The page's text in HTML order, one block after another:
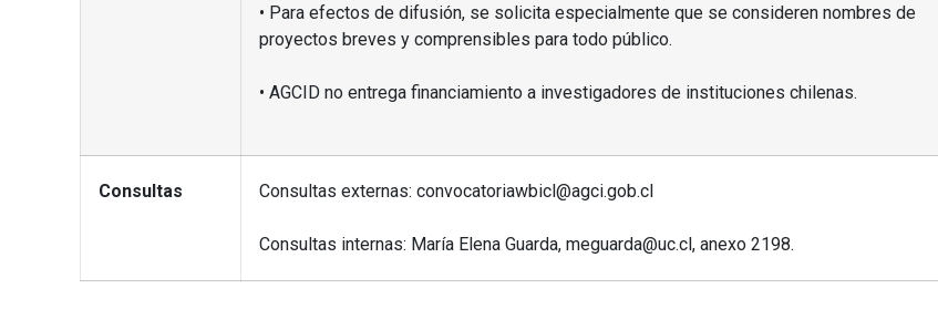
• Para efectos de difusión, se solicita especialmente que se consideren nombres de
proyectos breves y comprensibles para todo público.
• AGCID no entrega financiamiento a investigadores de instituciones chilenas.
Consultas Consultas externas: convocatoriawbicl@agci.gob.cl
Consultas internas: María Elena Guarda, meguarda@uc.cl, anexo 2198.